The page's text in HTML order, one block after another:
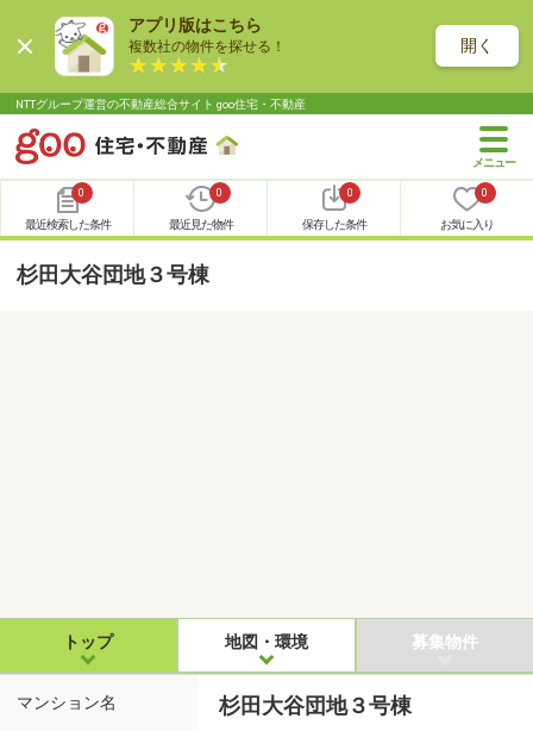
アプリ版はこちら
複数社の物件を探せる！ 開く
NTTグループ運営の不動産総合サイト goo住宅・不動産
0
最近検索した条件
0
最近見た物件
0
保存した条件
0
お気に入り
杉田大谷団地３号棟
トップ 地図・環境 募集物件
マンション名 杉田大谷団地３号棟